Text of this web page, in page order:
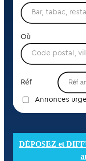
Où
Réf
Annonces
DÉPOSEZ et